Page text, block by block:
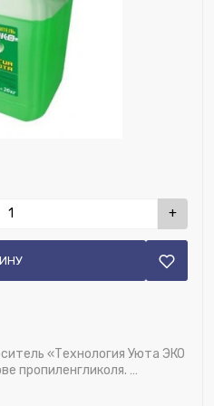
Thermagent EKO -30, 45
«Технология Уюта ЭКО
пропиленгликоля.
+